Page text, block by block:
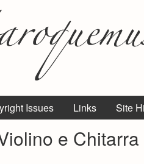
Issues Links Site
e Chitarra